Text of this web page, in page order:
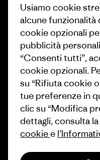
Come finanziamo
Buoni regalo
Trova un negozio
© 2026 Patagonia, Inc. All
Usiamo cookie
alcune
cookie opzionali
pubblicità
“Consenti tutti”,
cookie opzionali.
su “Rifiuta cookie
tue preferenze in
clic su “Modifica
dettagli, consulta
cookiee